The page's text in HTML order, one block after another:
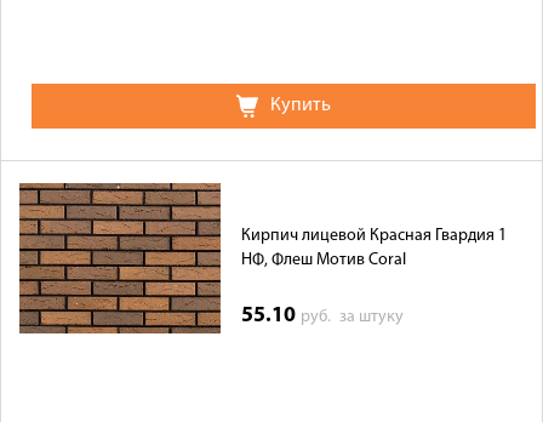
Купить
Кирпич лицевой Красная Гвардия 1
НФ, Флеш Мотив Coral
55.10 руб.за штуку